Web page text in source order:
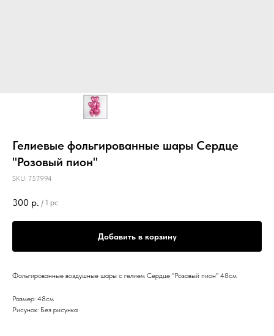
Гелиевые фольгированные шары Сердце
"Розовый пион"
SKU: 757994
300 р. / 1 pc
Добавить в корзину
Фольгированные воздушные шары с гелием Сердце "Розовый пион" 48см
Размер: 48см
Рисунок: Без рисунка